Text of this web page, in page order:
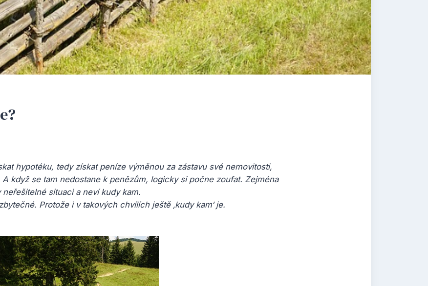
hypotéku, tedy získat peníze výměnou za zástavu své nemovitosti,
když se tam nedostane k penězům, logicky si počne zoufat. Zejména
situaci a neví kudy kam.
Protože i v takových chvílích ještě ‚kudy kam‘ je.